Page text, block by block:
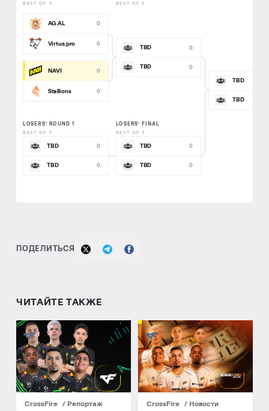
BEST OF 3
AG.AL 0
Virtus.pro 0
NAVI 0
Stallions 0
LOSERS’ ROUND 1
BEST OF 3
TBD 0
TBD 0
BEST OF 3
TBD 0
TBD 0
LOSERS’ FINAL
BEST OF 3
TBD 0
TBD 0
TBD
TBD
ПОДЕЛИТЬСЯ
ЧИТАЙТЕ ТАКЖЕ
CrossFire Репортаж CrossFire Новости